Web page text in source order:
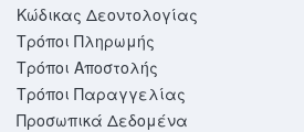
Κώδικας Δεοντολογίας
Τρόποι Πληρωμής
Τρόποι Αποστολής
Τρόποι Παραγγελίας
Προσωπικά Δεδομένα